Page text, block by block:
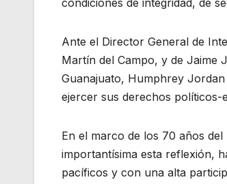
Ante el Director General de
Martín del Campo, y de Jaime
Guanajuato, Humphrey
ejercer sus derechos políticos-
En el marco de los 70 años
importantísima esta reflexión,
pacíficos y con una alta